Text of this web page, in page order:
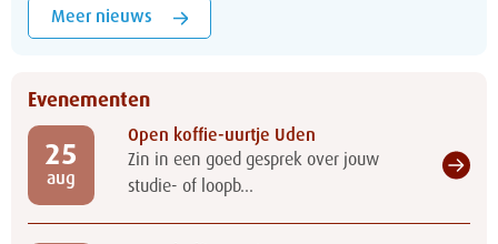
Meer nieuws
Evenementen
25
aug
Open koffie-uurtje Uden
Zin in een goed gesprek over jouw
studie- of loopb...